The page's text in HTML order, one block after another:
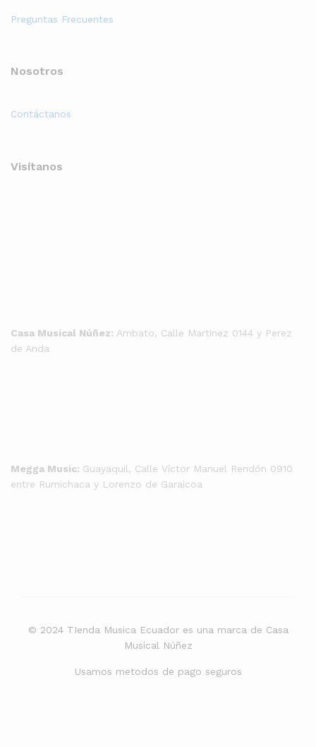
Preguntas Frecuentes
Nosotros
Contáctanos
Visítanos
Casa Musical Núñez: Ambato, Calle Martinez 0144 y Perez
de Anda
Megga Music: Guayaquil, Calle Víctor Manuel Rendón 0910
entre Rumichaca y Lorenzo de Garaicoa
© 2024 TIenda Musica Ecuador es una marca de Casa
Musical Núñez
Usamos metodos de pago seguros